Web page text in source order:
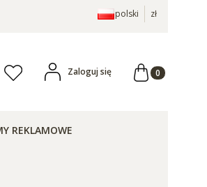
polski zł
Ulubione Zaloguj się Produkty w
REKLAMOWE